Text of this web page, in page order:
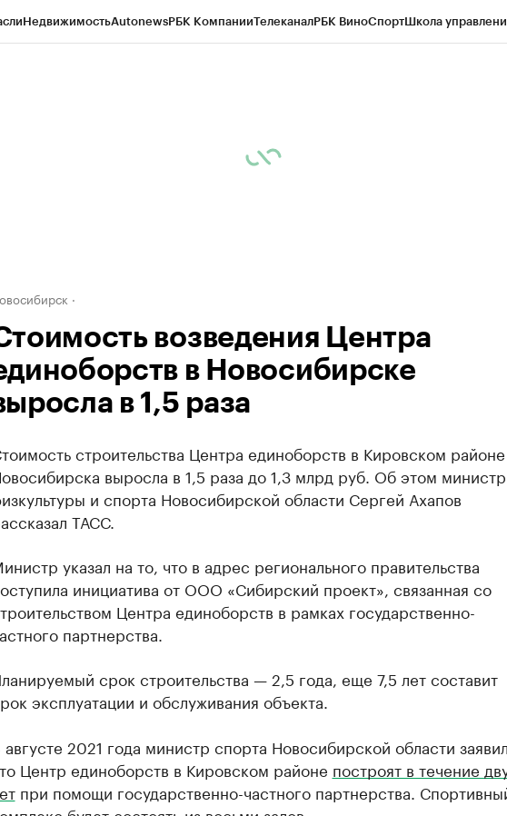
НедвижимостьAutonewsРБК КомпанииТелеканалРБК ВиноСпортШкола
возведения Центра
в Новосибирске
в 1,5 раза
строительства Центра единоборств в Кировском районе
выросла в 1,5 раза до 1,3 млрд руб. Об этом министр
и спорта Новосибирской области Сергей Ахапов
ТАСС.
указал на то, что в адрес регионального правительства
инициатива от ООО «Сибирский проект», связанная со
Центра единоборств в рамках государственно-
партнерства.
срок строительства — 2,5 года, еще 7,5 лет составит
эксплуатации и обслуживания объекта.
августе 2021 года министр спорта Новосибирской области заявил,
Центр единоборств в Кировском районе построят в течение
при помощи государственно-частного партнерства.